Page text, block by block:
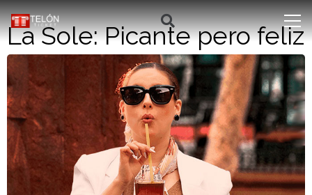
La Sole: Picante pero feliz